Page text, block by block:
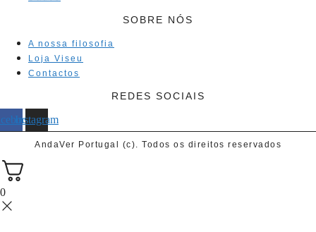
SOBRE NÓS
A nossa filosofia
Loja Viseu
Contactos
REDES SOCIAIS
Instagram
AndaVer Portugal (c). Todos os direitos reservados
0